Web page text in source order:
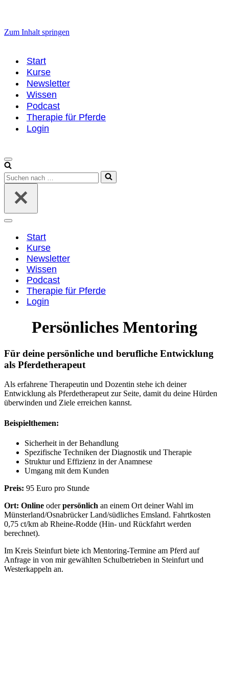
Zum Inhalt springen
Start
Kurse
Newsletter
Wissen
Podcast
Therapie für Pferde
Login
Navigationsmenü
Suchen
nach …
Navigationsmenü
Start
Kurse
Newsletter
Wissen
Podcast
Therapie für Pferde
Login
Persönliches Mentoring
Für deine persönliche und berufliche Entwicklung
als Pferdetherapeut
Als erfahrene Therapeutin und Dozentin stehe ich deiner
Entwicklung als Pferdetherapeut zur Seite, damit du deine Hürden
überwinden und Ziele erreichen kannst.
Beispielthemen:
Sicherheit in der Behandlung
Spezifische Techniken der Diagnostik und Therapie
Struktur und Effizienz in der Anamnese
Umgang mit dem Kunden
Preis: 95 Euro pro Stunde
Ort: Online oderpersönlich an einem Ort deiner Wahl im
Münsterland/Osnabrücker Land/südliches Emsland. Fahrtkosten
0,75 ct/km ab Rheine-Rodde (Hin- und Rückfahrt werden
berechnet).
Im Kreis Steinfurt biete ich Mentoring-Termine am Pferd auf
Anfrage in von mir gewählten Schulbetrieben in Steinfurt und
Westerkappeln an.